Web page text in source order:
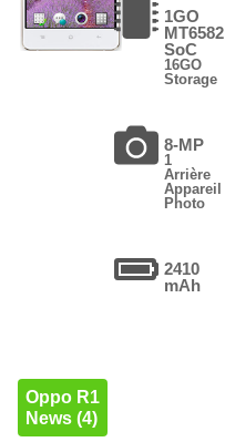
1GO
MT6582
SoC
16GO
Storage
8-MP
1
Arrière
Appareil
Photo
2410
mAh
Oppo R1
News (4)